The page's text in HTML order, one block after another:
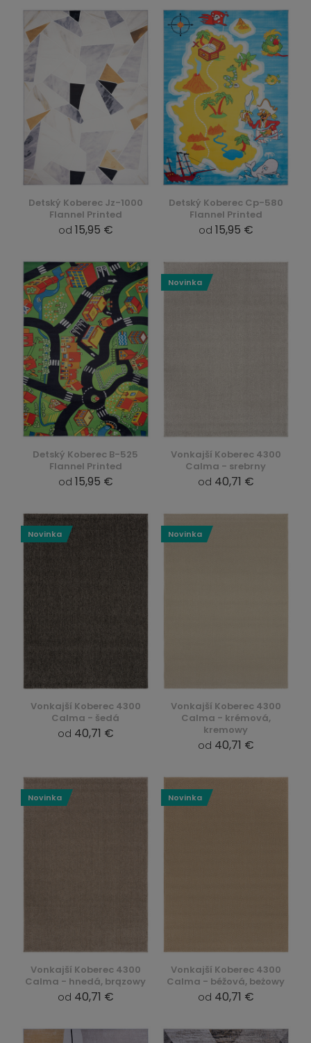
Detský Koberec Jz-1000
Flannel Printed
od 15,95 €
Detský Koberec Cp-580
Flannel Printed
od 15,95 €
Detský Koberec B-525
Flannel Printed
od 15,95 €
Vonkajší Koberec 4300
Calma - srebrny
od 40,71 €
Novinka
Vonkajší Koberec 4300
Calma - šedá
od 40,71 €
Novinka
Vonkajší Koberec 4300
Calma - krémová,
kremowy
od 40,71 €
Novinka
Vonkajší Koberec 4300
Calma - hnedá, brązowy
od 40,71 €
Novinka
Vonkajší Koberec 4300
Calma - béžová, beżowy
od 40,71 €
Novinka